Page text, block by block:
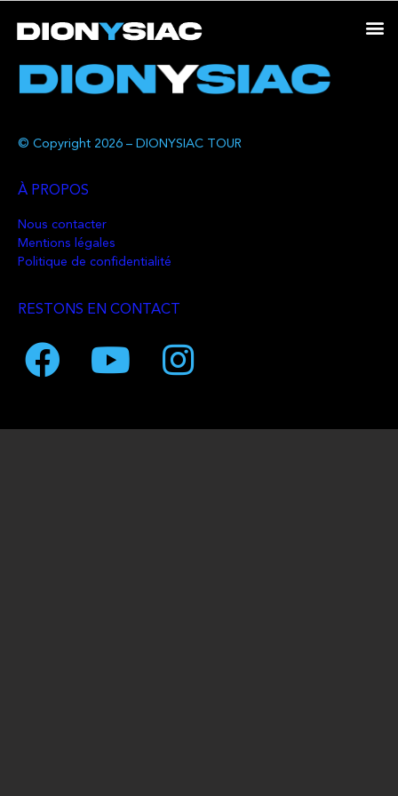
© Copyright 2026 – DIONYSIAC TOUR
À PROPOS
Nous contacter
Mentions légales
Politique de confidentialité
RESTONS EN CONTACT